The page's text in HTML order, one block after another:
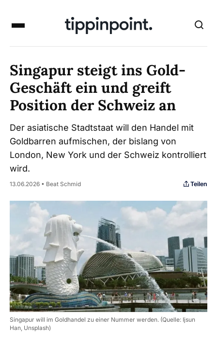
Singapur steigt ins Gold-
Geschäft ein und greift
Position der Schweiz an
Der asiatische Stadtstaat will den Handel mit
Goldbarren aufmischen, der bislang von
London, New York und der Schweiz kontrolliert
wird.
13.06.2026 • Beat Schmid Teilen
Singapur will im Goldhandel zu einer Nummer werden. (Quelle: Ijsun
Han, Unsplash)